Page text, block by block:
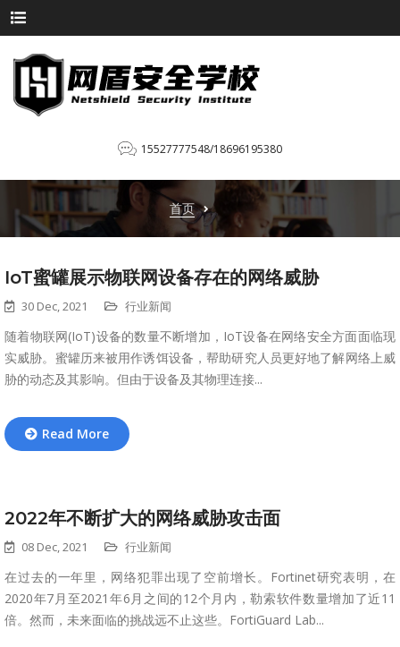
15527777548/18696195380
首页
IoT蜜罐展示物联网设备存在的网络威胁
30 Dec, 2021 行业新闻
随着物联网(IoT)设备的数量不断增加，IoT设备在网络安全方面面临现
实威胁。蜜罐历来被用作诱饵设备，帮助研究人员更好地了解网络上威
胁的动态及其影响。但由于设备及其物理连接...
Read More
2022年不断扩大的网络威胁攻击面
08 Dec, 2021 行业新闻
在过去的一年里，网络犯罪出现了空前增长。Fortinet研究表明，在
2020年7月至2021年6月之间的12个月内，勒索软件数量增加了近11
倍。然而，未来面临的挑战远不止这些。FortiGuard Lab...